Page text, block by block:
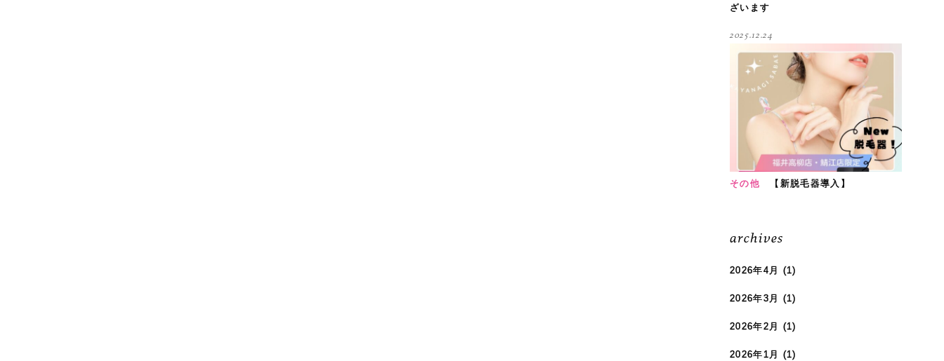
ざいます
その他 【新脱毛器導入】
2025.12.24
archives
2026年4月 (1)
2026年3月 (1)
2026年2月 (1)
2026年1月 (1)